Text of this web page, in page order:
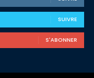
SUIVRE
S'ABONNER